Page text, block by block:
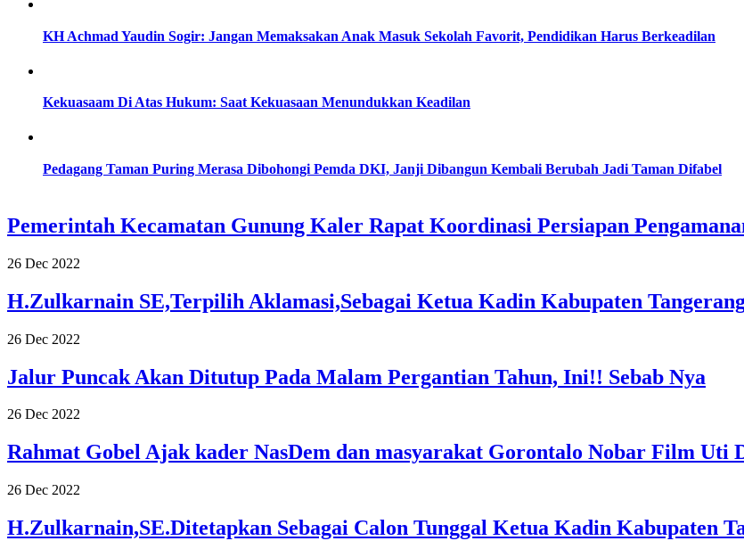
KH Achmad Yaudin Sogir: Jangan Memaksakan Anak Masuk Sekolah Favorit, Pendidikan Harus Berkeadilan
Kekuasaam Di Atas Hukum: Saat Kekuasaan Menundukkan Keadilan
Pedagang Taman Puring Merasa Dibohongi Pemda DKI, Janji Dibangun Kembali Berubah Jadi Taman Difabel
Pemerintah Kecamatan Gunung Kaler Rapat Koordinasi Persiapan
26 Dec 2022
H.Zulkarnain SE,Terpilih Aklamasi,Sebagai Ketua Kadin Kabupaten
26 Dec 2022
Jalur Puncak Akan Ditutup Pada Malam Pergantian Tahun, Ini!! Sebab Nya
26 Dec 2022
Rahmat Gobel Ajak kader NasDem dan masyarakat Gorontalo Nobar Film Uti
26 Dec 2022
H.Zulkarnain,SE.Ditetapkan Sebagai Calon Tunggal Ketua Kadin Kabupaten